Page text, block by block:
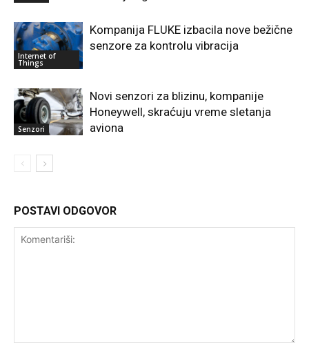
Internet of
Things
Kompanija FLUKE izbacila nove bežične
senzore za kontrolu vibracija
Senzori
Novi senzori za blizinu, kompanije
Honeywell, skraćuju vreme sletanja
aviona
POSTAVI ODGOVOR